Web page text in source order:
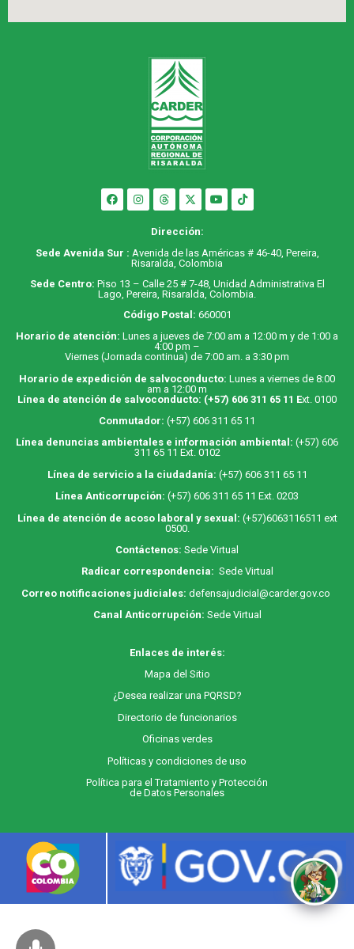
Dirección:
Sede Avenida Sur : Avenida de las Américas # 46-40, Pereira,
Risaralda, Colombia
Sede Centro: Piso 13 – Calle 25 # 7-48, Unidad Administrativa El
Lago, Pereira, Risaralda, Colombia.
Código Postal: 660001
Horario de atención: Lunes a jueves de 7:00 am a 12:00 m y de 1:00 a
4:00 pm –
Viernes (Jornada continua) de 7:00 am. a 3:30 pm
Horario de expedición de salvoconducto: Lunes a viernes de 8:00
am a 12:00 m
Línea de atención de salvoconducto: (+57) 606 311 65 11 Ext. 0100
Conmutador: (+57) 606 311 65 11
Línea denuncias ambientales e información ambiental: (+57) 606
311 65 11 Ext. 0102
Línea de servicio a la ciudadanía: (+57) 606 311 65 11
Línea Anticorrupción: (+57) 606 311 65 11 Ext. 0203
Línea de atención de acoso laboral y sexual: (+57)6063116511 ext
0500.
Contáctenos: Sede Virtual
Radicar correspondencia: Sede Virtual
Correo notificaciones judiciales: defensajudicial@carder.gov.co
Canal Anticorrupción: Sede Virtual
Enlaces de interés:
Mapa del Sitio
¿Desea realizar una PQRSD?
Directorio de funcionarios
Oficinas verdes
Políticas y condiciones de uso
Política para el Tratamiento y Protección
de Datos Personales